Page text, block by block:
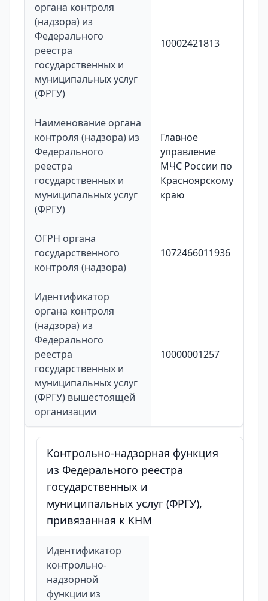
органа контроля
(надзора) из
Федерального
реестра
государственных и
муниципальных услуг
(ФРГУ)
10002421813
Наименование органа
контроля (надзора) из
Федерального
реестра
государственных и
муниципальных услуг
(ФРГУ)
Главное
управление
МЧС России по
Красноярскому
краю
ОГРН органа
государственного
контроля (надзора)
1072466011936
Идентификатор
органа контроля
(надзора) из
Федерального
реестра
государственных и
муниципальных услуг
(ФРГУ) вышестоящей
организации
10000001257
Контрольно-надзорная функция
из Федерального реестра
государственных и
муниципальных услуг (ФРГУ),
привязанная к КНМ
Идентификатор
контрольно-
надзорной
функции из